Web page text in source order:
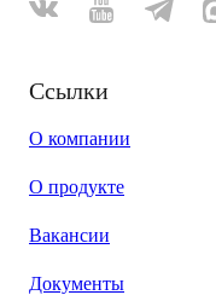
Ссылки
О компании
О продукте
Вакансии
Документы